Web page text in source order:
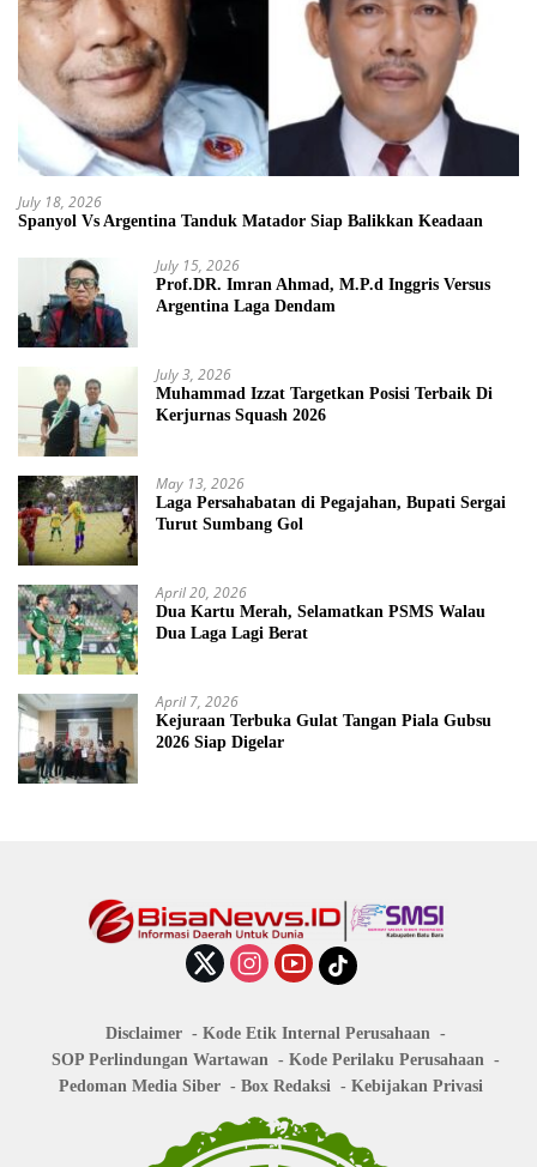
July 18, 2026
Spanyol Vs Argentina Tanduk Matador Siap Balikkan Keadaan
July 15, 2026
Prof.DR. Imran Ahmad, M.P.d Inggris Versus
Argentina Laga Dendam
July 3, 2026
Muhammad Izzat Targetkan Posisi Terbaik Di
Kerjurnas Squash 2026
May 13, 2026
Laga Persahabatan di Pegajahan, Bupati Sergai
Turut Sumbang Gol
April 20, 2026
Dua Kartu Merah, Selamatkan PSMS Walau
Dua Laga Lagi Berat
April 7, 2026
Kejuraan Terbuka Gulat Tangan Piala Gubsu
2026 Siap Digelar
Disclaimer
Kode Etik Internal Perusahaan
SOP Perlindungan Wartawan
Kode Perilaku Perusahaan
Pedoman Media Siber
Box Redaksi Kebijakan Privasi